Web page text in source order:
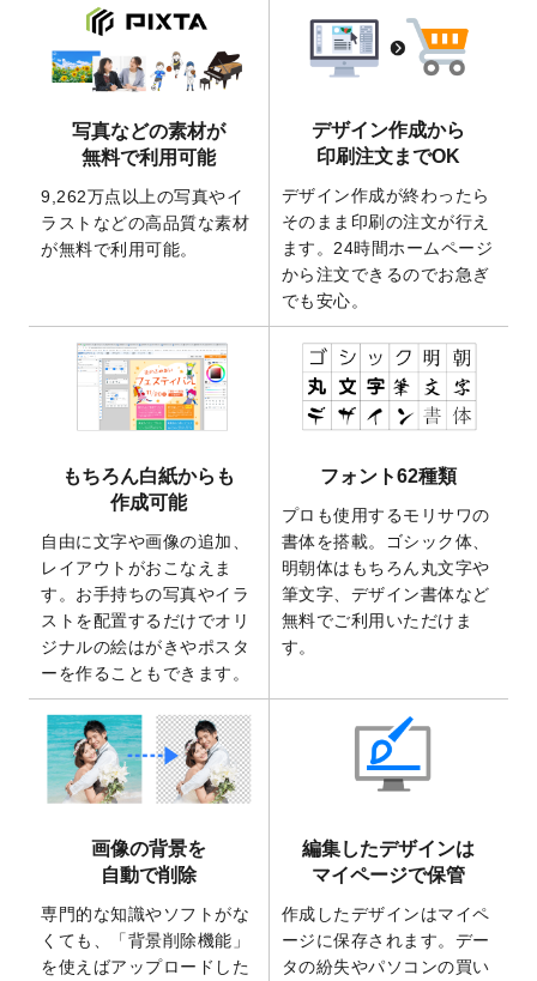
りました！
2025/12/22
【新商品】アクリルキーホルダーが作成で
きるようになりました！
2025/12/22
2026年版4月始まりのカレンダーデザイン
テンプレート
を公開いたしました。
開いたしました。
2025/9/30
【新商品】クリアファイルバッグ が作成で
きるようになりました！
2026年午年の年賀状デザインテンプレート
を公開いたしました。
2025/9/10
喪中はがき・寒中見舞いのデザインテンプ
レートを公開いたしました。
2025/8/1
9,160万点以上の写真やイラスト素材が無料
2025/7/30
キャンバスプリントのデザインテンプレー
トを追加いたしました。
2025/6/30
暑中見舞いのデザインテンプレートを追加
しました。
2025/6/27
キャンバスプリントのデザインテンプレー
トを追加いたしました。
2025/6/24
2026年版1月始まりのカレンダーデザイン
テンプレートを公開いたしました。
2025/6/9
「背景削除機能
」を実装しました。
2025/4/3
DMのデザインテンプレートを追加しまし
た。
を追加しました。
マスキングテープのデザインテンプレート
を追加しました。
2025/1/15
配置できるデータ形式が増えました。
（pdf、psd、eps、tifに対応）
写真などの素材が
無料で利用可能
9,262万点以上の写真やイ
ラストなどの高品質な素材
が無料で利用可能。
デザイン作成から
印刷注文までOK
デザイン作成が終わったら
そのまま印刷の注文が行え
ます。24時間ホームページ
から注文できるのでお急ぎ
でも安心。
もちろん白紙からも
作成可能
自由に文字や画像の追加、
レイアウトがおこなえま
す。お手持ちの写真やイラ
ストを配置するだけでオリ
ジナルの絵はがきやポスタ
ーを作ることもできます。
フォント62種類
プロも使用するモリサワの
書体を搭載。ゴシック体、
明朝体はもちろん丸文字や
筆文字、デザイン書体など
無料でご利用いただけま
す。
画像の背景を
自動で削除
専門的な知識やソフトがな
くても、「背景削除機能」
を使えばアップロードした
編集したデザインは
マイページで保管
作成したデザインはマイペ
ージに保存されます。デー
タの紛失やパソコンの買い